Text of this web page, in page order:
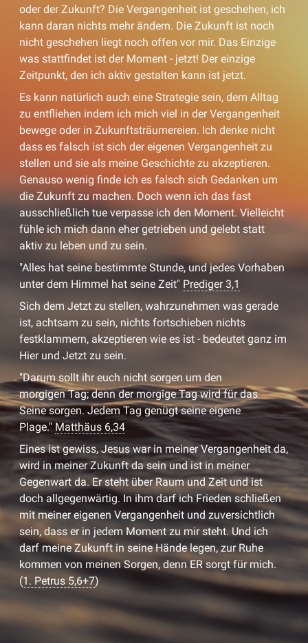
oder der Zukunft? Die Vergangenheit ist geschehen, ich
kann daran nichts mehr ändern. Die Zukunft ist noch
nicht geschehen liegt noch offen vor mir. Das Einzige
was stattfindet ist der Moment - jetzt! Der einzige
Zeitpunkt, den ich aktiv gestalten kann ist jetzt.
Es kann natürlich auch eine Strategie sein, dem Alltag
zu entfliehen indem ich mich viel in der Vergangenheit
bewege oder in Zukunftsträumereien. Ich denke nicht
dass es falsch ist sich der eigenen Vergangenheit zu
stellen und sie als meine Geschichte zu akzeptieren.
Genauso wenig finde ich es falsch sich Gedanken um
die Zukunft zu machen. Doch wenn ich das fast
ausschließlich tue verpasse ich den Moment. Vielleicht
fühle ich mich dann eher getrieben und gelebt statt
aktiv zu leben und zu sein.
"Alles hat seine bestimmte Stunde, und jedes Vorhaben
unter dem Himmel hat seine Zeit" Prediger 3,1
Sich dem Jetzt zu stellen, wahrzunehmen was gerade
ist, achtsam zu sein, nichts fortschieben nichts
festklammern, akzeptieren wie es ist - bedeutet ganz im
Hier und Jetzt zu sein.
"Darum sollt ihr euch nicht sorgen um den
morgigen Tag; denn der morgige Tag wird für das
Seine sorgen. Jedem Tag genügt seine eigene
Plage." Matthäus 6,34
Eines ist gewiss, Jesus war in meiner Vergangenheit da,
wird in meiner Zukunft da sein und ist in meiner
Gegenwart da. Er steht über Raum und Zeit und ist
doch allgegenwärtig. In ihm darf ich Frieden schließen
mit meiner eigenen Vergangenheit und zuversichtlich
sein, dass er in jedem Moment zu mir steht. Und ich
darf meine Zukunft in seine Hände legen, zur Ruhe
kommen von meinen Sorgen, denn ER sorgt für mich.
(1. Petrus 5,6+7)